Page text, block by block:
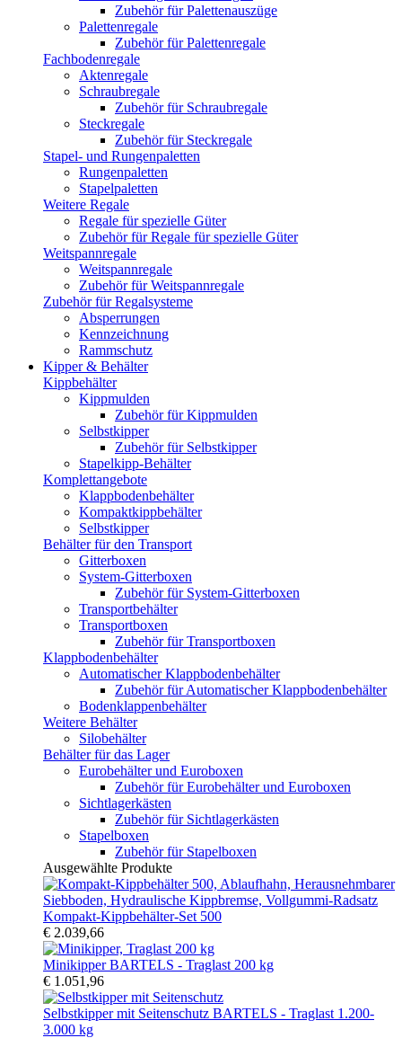
Zubehör für Palettenauszüge
Palettenregale
Zubehör für Palettenregale
Fachbodenregale
Aktenregale
Schraubregale
Zubehör für Schraubregale
Steckregale
Zubehör für Steckregale
Stapel- und Rungenpaletten
Rungenpaletten
Stapelpaletten
Weitere Regale
Regale für spezielle Güter
Zubehör für Regale für spezielle Güter
Weitspannregale
Weitspannregale
Zubehör für Weitspannregale
Zubehör für Regalsysteme
Absperrungen
Kennzeichnung
Rammschutz
Kipper & Behälter
Kippbehälter
Kippmulden
Zubehör für Kippmulden
Selbstkipper
Zubehör für Selbstkipper
Stapelkipp-Behälter
Komplettangebote
Klappbodenbehälter
Kompaktkippbehälter
Selbstkipper
Behälter für den Transport
Gitterboxen
System-Gitterboxen
Zubehör für System-Gitterboxen
Transportbehälter
Transportboxen
Zubehör für Transportboxen
Klappbodenbehälter
Automatischer Klappbodenbehälter
Zubehör für Automatischer Klappbodenbehälter
Bodenklappenbehälter
Weitere Behälter
Silobehälter
Behälter für das Lager
Eurobehälter und Euroboxen
Zubehör für Eurobehälter und Euroboxen
Sichtlagerkästen
Zubehör für Sichtlagerkästen
Stapelboxen
Zubehör für Stapelboxen
Ausgewählte Produkte
Kompakt-Kippbehälter-Set 500
€ 2.039,66
Minikipper BARTELS - Traglast 200 kg
€ 1.051,96
Selbstkipper mit Seitenschutz BARTELS - Traglast 1.200-
3.000 kg